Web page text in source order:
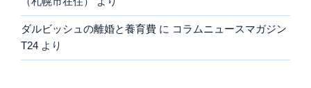
ダルビッシュの離婚と養育費 に コラムニュースマガジン
T24 より